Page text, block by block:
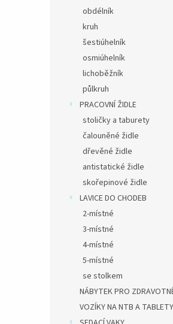
obdélník
kruh
šestiúhelník
osmiúhelník
lichoběžník
půlkruh
PRACOVNÍ ŽIDLE
stoličky a taburety
čalouněné židle
dřevěné židle
antistatické židle
skořepinové židle
LAVICE DO CHODEB
2-místné
3-místné
4-místné
5-místné
se stolkem
NÁBYTEK PRO
VOZÍKY NA NTB A TABLETY